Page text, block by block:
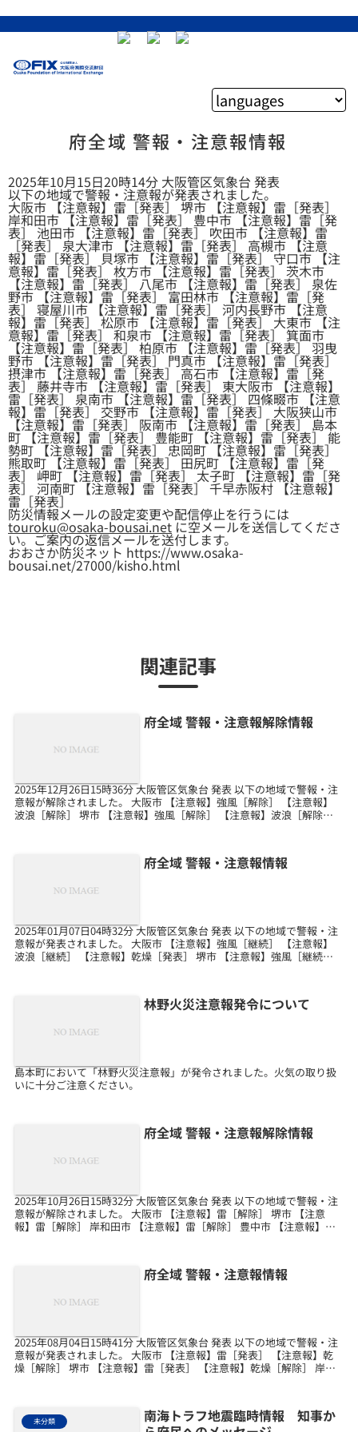
府全域 警報・注意報情報
2025年10月15日20時14分 大阪管区気象台 発表
以下の地域で警報・注意報が発表されました。
大阪市 【注意報】雷［発表］ 堺市 【注意報】雷［発表］
岸和田市 【注意報】雷［発表］ 豊中市 【注意報】雷［発
表］ 池田市 【注意報】雷［発表］ 吹田市 【注意報】雷
［発表］ 泉大津市 【注意報】雷［発表］ 高槻市 【注意
報】雷［発表］ 貝塚市 【注意報】雷［発表］ 守口市 【注
意報】雷［発表］ 枚方市 【注意報】雷［発表］ 茨木市
【注意報】雷［発表］ 八尾市 【注意報】雷［発表］ 泉佐
野市 【注意報】雷［発表］ 富田林市 【注意報】雷［発
表］ 寝屋川市 【注意報】雷［発表］ 河内長野市 【注意
報】雷［発表］ 松原市 【注意報】雷［発表］ 大東市 【注
意報】雷［発表］ 和泉市 【注意報】雷［発表］ 箕面市
【注意報】雷［発表］ 柏原市 【注意報】雷［発表］ 羽曳
野市 【注意報】雷［発表］ 門真市 【注意報】雷［発表］
摂津市 【注意報】雷［発表］ 高石市 【注意報】雷［発
表］ 藤井寺市 【注意報】雷［発表］ 東大阪市 【注意報】
雷［発表］ 泉南市 【注意報】雷［発表］ 四條畷市 【注意
報】雷［発表］ 交野市 【注意報】雷［発表］ 大阪狭山市
【注意報】雷［発表］ 阪南市 【注意報】雷［発表］ 島本
町 【注意報】雷［発表］ 豊能町 【注意報】雷［発表］ 能
勢町 【注意報】雷［発表］ 忠岡町 【注意報】雷［発表］
熊取町 【注意報】雷［発表］ 田尻町 【注意報】雷［発
表］ 岬町 【注意報】雷［発表］ 太子町 【注意報】雷［発
表］ 河南町 【注意報】雷［発表］ 千早赤阪村 【注意報】
雷［発表］
防災情報メールの設定変更や配信停止を行うには
touroku@osaka-bousai.netに空メールを送信してくださ
い。ご案内の返信メールを送付します。
おおさか防災ネット https://www.osaka-
bousai.net/27000/kisho.html
関連記事
府全域 警報・注意報解除情報
2025年12月26日15時36分 大阪管区気象台 発表 以下の地域で警報・注
意報が解除されました。 大阪市 【注意報】強風［解除］ 【注意報】
波浪［解除］ 堺市 【注意報】強風［解除］ 【注意報】波浪［解除］
府全域 警報・注意報情報
2025年01月07日04時32分 大阪管区気象台 発表 以下の地域で警報・注
意報が発表されました。 大阪市 【注意報】強風［継続］ 【注意報】
波浪［継続］ 【注意報】乾燥［発表］ 堺市 【注意報】強風［継続］
林野火災注意報発令について
島本町において「林野火災注意報」が発令されました。火気の取り扱
いに十分ご注意ください。
府全域 警報・注意報解除情報
2025年10月26日15時32分 大阪管区気象台 発表 以下の地域で警報・注
意報が解除されました。 大阪市 【注意報】雷［解除］ 堺市 【注意
報】雷［解除］ 岸和田市 【注意報】雷［解除］ 豊中市 【注意報】雷
府全域 警報・注意報情報
2025年08月04日15時41分 大阪管区気象台 発表 以下の地域で警報・注
意報が発表されました。 大阪市 【注意報】雷［発表］ 【注意報】乾
燥［解除］ 堺市 【注意報】雷［発表］ 【注意報】乾燥［解除］ 岸和
未分類
南海トラフ地震臨時情報 知事か